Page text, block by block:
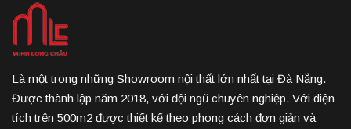
Là một trong những Showroom nội thất lớn nhất tại Đà Nẵng.
Được thành lập năm 2018, với đội ngũ chuyên nghiệp. Với diện
tích trên 500m2 được thiết kế theo phong cách đơn giản và